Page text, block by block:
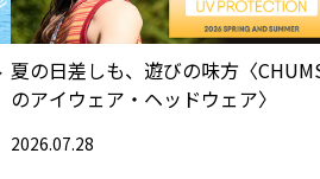
夏の日差しも、遊びの味方〈
のアイウェア・ヘッドウェア〉
2026.07.28